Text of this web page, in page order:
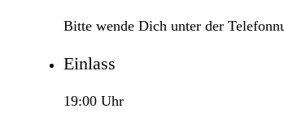
Bitte wende Dich unter der
Einlass
19:00 Uhr